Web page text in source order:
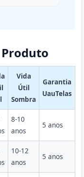
Vida
Útil
Sombra
Garantia
UauTelas
8-10
anos
5 anos
10-12
anos
5 anos